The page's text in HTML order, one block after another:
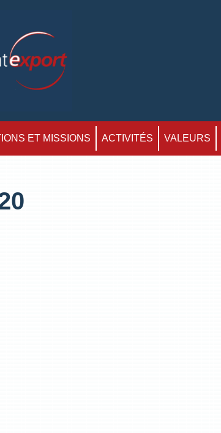
ET MISSIONS ACTIVITÉS VALEURS